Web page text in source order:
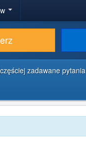
zadawane pytania